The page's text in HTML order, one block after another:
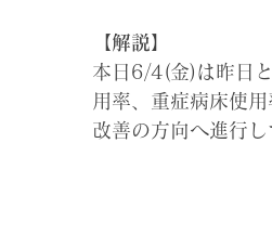
【解説】
本日6/4(金)は昨日
用率、重症病床使
改善の方向へ進行し